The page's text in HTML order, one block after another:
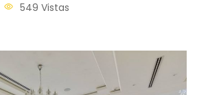
549 Vistas